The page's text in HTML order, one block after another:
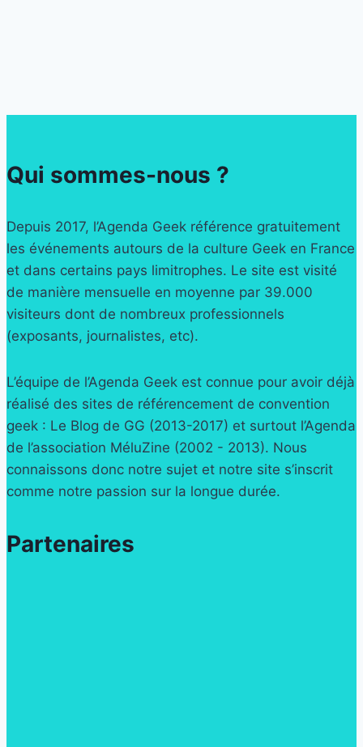
Qui sommes-nous ?
Depuis 2017, l’Agenda Geek référence gratuitement
les événements autours de la culture Geek en France
et dans certains pays limitrophes. Le site est visité
de manière mensuelle en moyenne par 39.000
visiteurs dont de nombreux professionnels
(exposants, journalistes, etc).
L’équipe de l’Agenda Geek est connue pour avoir déjà
réalisé des sites de référencement de convention
geek : Le Blog de GG (2013-2017) et surtout l’Agenda
de l’association MéluZine (2002 - 2013). Nous
connaissons donc notre sujet et notre site s’inscrit
comme notre passion sur la longue durée.
Partenaires